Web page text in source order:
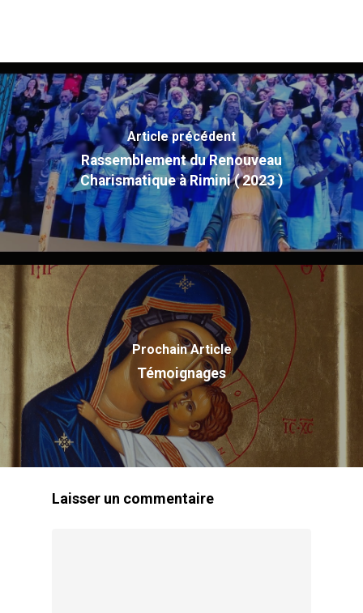
Article précédent
Rassemblement du Renouveau
Charismatique à Rimini ( 2023 )
Prochain Article
Témoignages
Laisser un commentaire
Accueil
Communauté
Historique
Charte
Nom
Vocation
Missions
Actualité
Photos
Contact